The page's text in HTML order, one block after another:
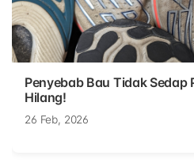
Penyebab Bau Tidak Sedap
Hilang!
26 Feb, 2026